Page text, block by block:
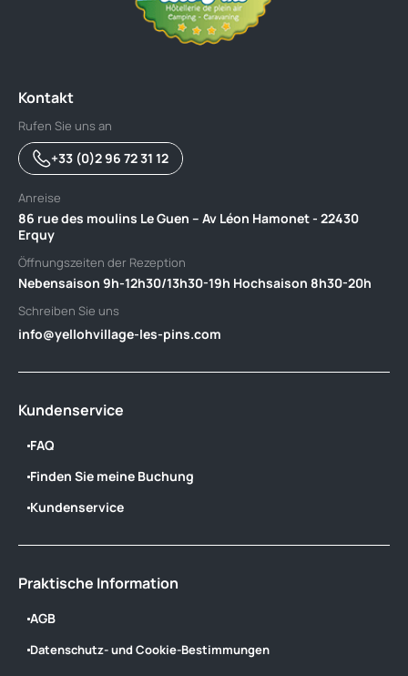
Kontakt
Rufen Sie uns an
+33 (0)2 96 72 31 12
Anreise
86 rue des moulins Le Guen – Av Léon Hamonet - 22430
Erquy
Öffnungszeiten der Rezeption
Nebensaison 9h-12h30/13h30-19h Hochsaison 8h30-20h
Schreiben Sie uns
info@yellohvillage-les-pins.com
Kundenservice
FAQ
Finden Sie meine Buchung
Kundenservice
Praktische Information
AGB
Datenschutz- und Cookie-Bestimmungen